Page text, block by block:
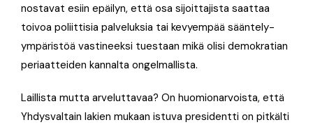
nostavat esiin epäilyn, että osa sijoittajista saattaa
toivoa poliittisia palveluksia tai kevyempää sääntely-
ympäristöä vastineeksi tuestaan mikä olisi demokratian
periaatteiden kannalta ongelmallista.
Laillista mutta arveluttavaa? On huomionarvoista, että
Yhdysvaltain lakien mukaan istuva presidentti on pitkälti